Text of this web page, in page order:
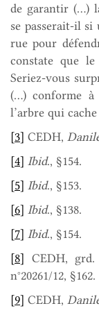
de garantir (…)
se passerait-il si
rue pour
constate que
Seriez-vous
(…) conforme à
l’arbre qui
[3] CEDH,
[4] Ibid., §154.
[5] Ibid., §153.
[6] Ibid., §138.
[7] Ibid., §154.
[8] CEDH,
n°20261/12, §162.
[9] CEDH,